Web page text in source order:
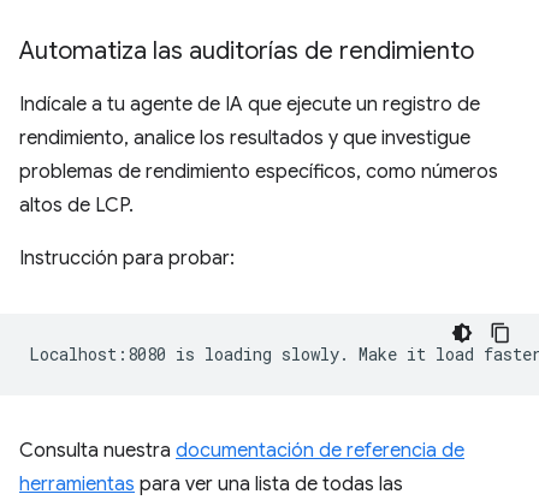
Automatiza las auditorías de rendimiento
Indícale a tu agente de IA que ejecute un registro de
rendimiento, analice los resultados y que investigue
problemas de rendimiento específicos, como números
altos de LCP.
Instrucción para probar:
Consulta nuestra documentación de referencia de
herramientas para ver una lista de todas las